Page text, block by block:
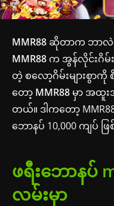
MMR88 ဆိုတာက ဘာလဲဆို
MMR88 က အွန်လိုင်းဂိမ်
တဲ့ စလော့ဂိမ်းများစွာ
တော့ MMR88 မှာ အထူ
တယ်။ ဒါကတော့
ဘောနပ် 10,000 ကျပ် ဖ
ဖရီးဘောနပ်
လမ်းမှာ